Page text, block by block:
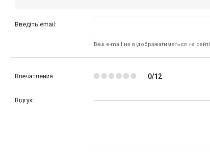
Введіть email:
Ваш e-mail не відображатиметься на сайті
Впечатления 0/12
Відгук: